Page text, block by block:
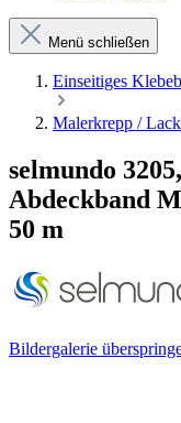
Menü schließen
Einseitiges
Malerkrepp /
selmundo
Abdeckband
50 m
Bildergalerie